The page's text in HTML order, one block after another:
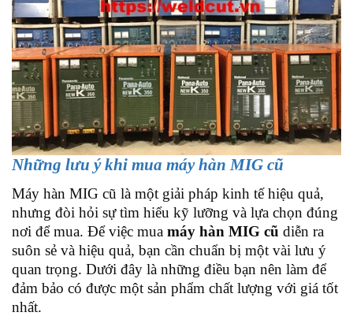
Những lưu ý khi mua máy hàn MIG cũ
Máy hàn MIG cũ là một giải pháp kinh tế hiệu quả,
nhưng đòi hỏi sự tìm hiểu kỹ lưỡng và lựa chọn đúng
nơi để mua. Để việc mua máy hàn MIG cũ diễn ra
suôn sẻ và hiệu quả, bạn cần chuẩn bị một vài lưu ý
quan trọng. Dưới đây là những điều bạn nên làm để
đảm bảo có được một sản phẩm chất lượng với giá tốt
nhất.